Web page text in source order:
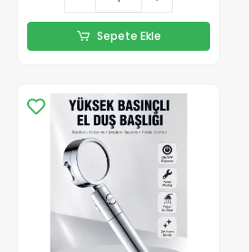
Sepete Ekle